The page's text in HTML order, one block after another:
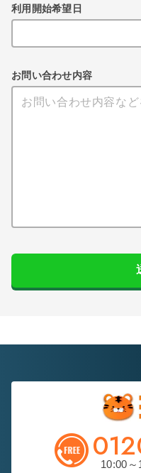
利用開始希望日
お問い合わせ内容
10:00